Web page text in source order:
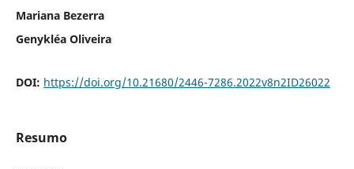
Mariana Bezerra
Genykléa Oliveira
DOI: https://doi.org/10.21680/2446-7286.2022v8n2ID26022
Resumo